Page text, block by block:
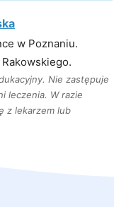
w Poznaniu.
Nie zastępuje
leczenia. W razie
z lekarzem lub